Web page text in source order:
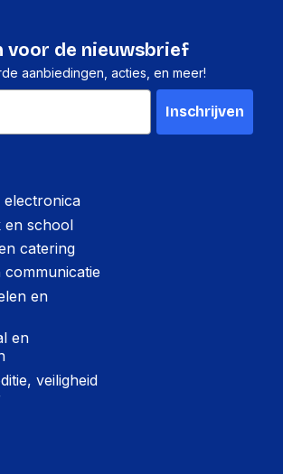
1 stuk
185 millimeter
364 gram
60 millimeter
electronica
en school
catering
communicatie
en
en
veiligheid
voor de nieuwsbrief
aanbiedingen, acties, en meer!
Inschrijven